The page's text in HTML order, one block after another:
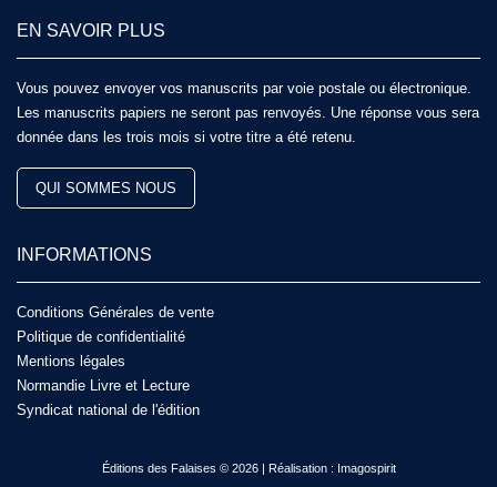
EN SAVOIR PLUS
Vous pouvez envoyer vos manuscrits par voie postale ou électronique.
Les manuscrits papiers ne seront pas renvoyés. Une réponse vous sera
donnée dans les trois mois si votre titre a été retenu.
QUI SOMMES NOUS
INFORMATIONS
Conditions Générales de vente
Politique de confidentialité
Mentions légales
Normandie Livre et Lecture
Syndicat national de l'édition
Éditions des Falaises © 2026 | Réalisation : Imagospirit